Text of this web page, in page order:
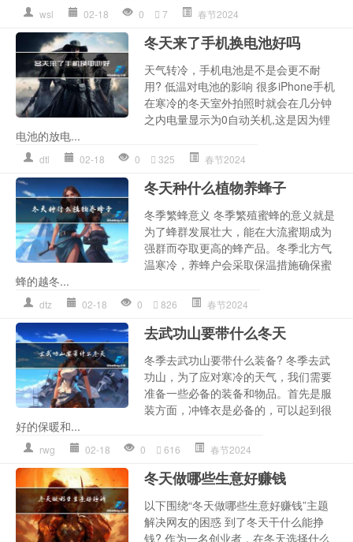
wsl 02-18 0 7 春节2024
冬天来了手机换电池好吗
天气转冷，手机电池是不是会更不耐
用? 低温对电池的影响 很多iPhone手机
在寒冷的冬天室外拍照时就会在几分钟
之内电量显示为0自动关机,这是因为锂
电池的放电...
dtl 02-18 0 325 春节2024
冬天种什么植物养蜂子
冬季繁蜂意义 冬季繁殖蜜蜂的意义就是
为了蜂群发展壮大，能在大流蜜期成为
强群而夺取更高的蜂产品。冬季北方气
温寒冷，养蜂户会采取保温措施确保蜜
蜂的越冬...
dtz 02-18 0 826 春节2024
去武功山要带什么冬天
冬季去武功山要带什么装备? 冬季去武
功山，为了应对寒冷的天气，我们需要
准备一些必备的装备和物品。首先是服
装方面，冲锋衣是必备的，可以起到很
好的保暖和...
rwg 02-18 0 616 春节2024
冬天做哪些生意好赚钱
以下围绕“冬天做哪些生意好赚钱”主题
解决网友的困惑 到了冬天干什么能挣
钱? 作为一名创业者，在冬天选择什么